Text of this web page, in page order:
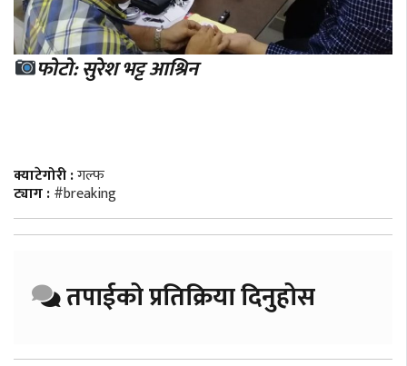
फोटो: सुरेश भट्टआश्रिन
क्याटेगोरी :गल्फ
ट्याग :#breaking
तपाईको प्रतिक्रिया दिनुहोस